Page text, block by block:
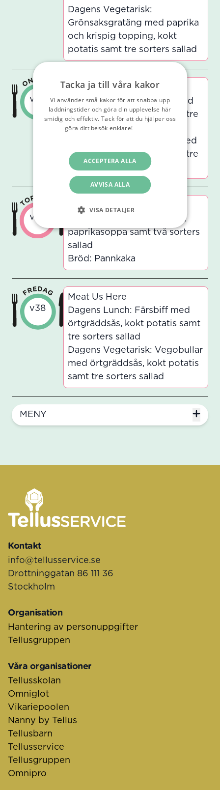
Dagens Vegetarisk:
Grönsaksgratäng med paprika
och krispig topping, kokt
potatis samt tre sorters sallad
v38
Pasta la Vista
Dagens Lunch: Kyckling med
pestosås, pasta fusilli samt tre
sorters sallad
Dagens Vegetarisk: Tzay med
pestosås, pasta fusilli samt tre
sorters sallad
v38
Soupylicious
Dagens Soppa: Tomat- och
paprikasoppa samt två sorters
sallad
Bröd: Pannkaka
v38
Meat Us Here
Dagens Lunch: Färsbiff med
örtgräddsås, kokt potatis samt
tre sorters sallad
Dagens Vegetarisk: Vegobullar
med örtgräddsås, kokt potatis
samt tre sorters sallad
MENY
Sidfot
Kontakt
info@tellusservice.se
Drottninggatan 86 111 36
Stockholm
Organisation
Hantering av personuppgifter
Tellusgruppen
Våra organisationer
Tellusskolan
Omniglot
Vikariepoolen
Nanny by Tellus
Tellusbarn
Tellusservice
Tellusgruppen
Omnipro
Tacka ja till våra kakor
Vi använder små kakor för att snabba upp
laddningstider och göra din upplevelse här
smidig och effektiv. Tack för att du hjälper oss
göra ditt besök enklare!
ACCEPTERA ALLA
AVVISA ALLA
VISA DETALJER